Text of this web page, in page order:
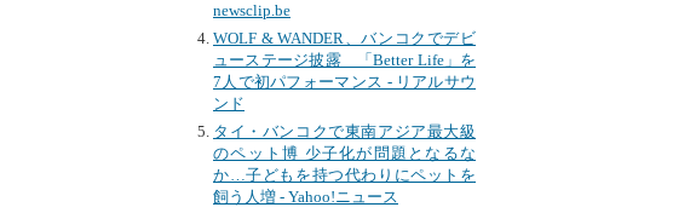
newsclip.be
WOLF & WANDER、バンコクでデビ
ューステージ披露 「Better Life」を
7人で初パフォーマンス - リアルサウ
ンド
タイ・バンコクで東南アジア最大級
のペット博 少子化が問題となるな
か…子どもを持つ代わりにペットを
飼う人増 - Yahoo!ニュース